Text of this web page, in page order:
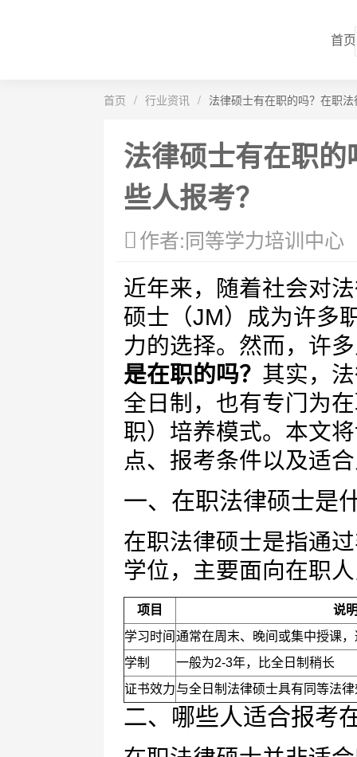
首页
首页 / 行业资讯 / 法律硕士有在职的吗？在职
法律硕士有在职
些人报考？
作者:同等学力培训中心
近年来，随着社会对
硕士（JM）成为许多
力的选择。然而，许
是在职的吗？ 其实，
全日制，也有专门为
职）培养模式。本文
点、报考条件以及适
一、在职法律硕士是
在职法律硕士是指通
学位，主要面向在职
项目
说
学习时间 通常在周末、晚间或集中授课
学制
一般为2-3年，比全日制稍长
证书效力与全日制法律硕士具有同等法
二、哪些人适合报考